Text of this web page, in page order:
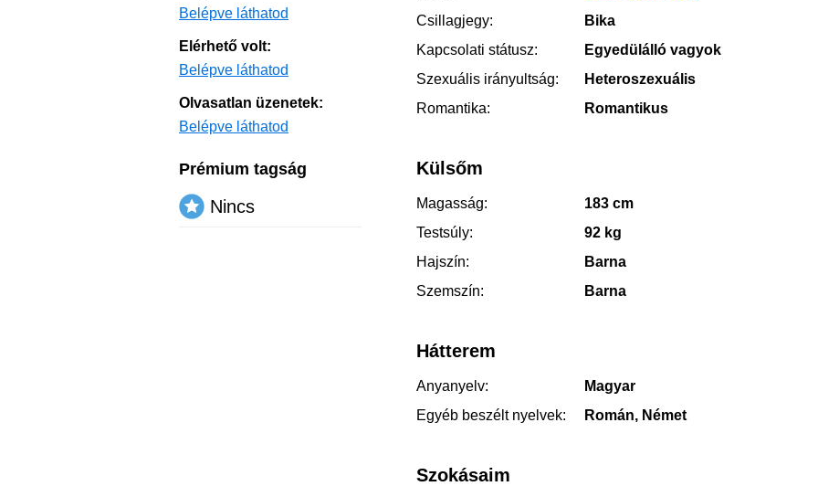
Csillagjegy:
Bika
Kapcsolati státusz:
Egyedülálló vagyok
Szexuális irányultság:
Heteroszexuális
Romantika:
Romantikus
Külsőm
Magasság:
183 cm
Testsúly:
92 kg
Hajszín:
Barna
Szemszín:
Barna
Hátterem
Anyanyelv:
Magyar
Egyéb beszélt nyelvek:
Román, Német
Szokásaim
Belépve láthatod
Elérhető volt:
Belépve láthatod
Olvasatlan üzenetek:
Belépve láthatod
Prémium tagság
Nincs